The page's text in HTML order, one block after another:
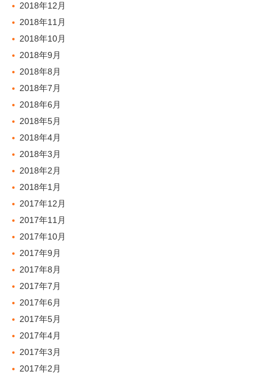
2018年12月
2018年11月
2018年10月
2018年9月
2018年8月
2018年7月
2018年6月
2018年5月
2018年4月
2018年3月
2018年2月
2018年1月
2017年12月
2017年11月
2017年10月
2017年9月
2017年8月
2017年7月
2017年6月
2017年5月
2017年4月
2017年3月
2017年2月